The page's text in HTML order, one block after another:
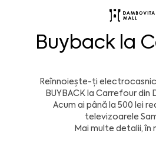
Buyback la
Reînnoiește-ți
BUYBACK la Carrefour din
Acum ai până la 500 lei
televizoarele
Mai multe detalii, în